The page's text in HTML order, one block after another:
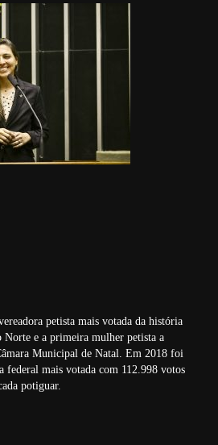
petista mais votada da história
e a primeira mulher petista a
Municipal de Natal. Em 2018 foi
federal mais votada com 112.998 votos
potiguar.